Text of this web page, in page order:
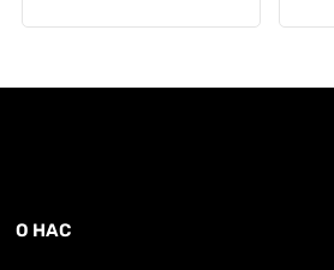
О НАС